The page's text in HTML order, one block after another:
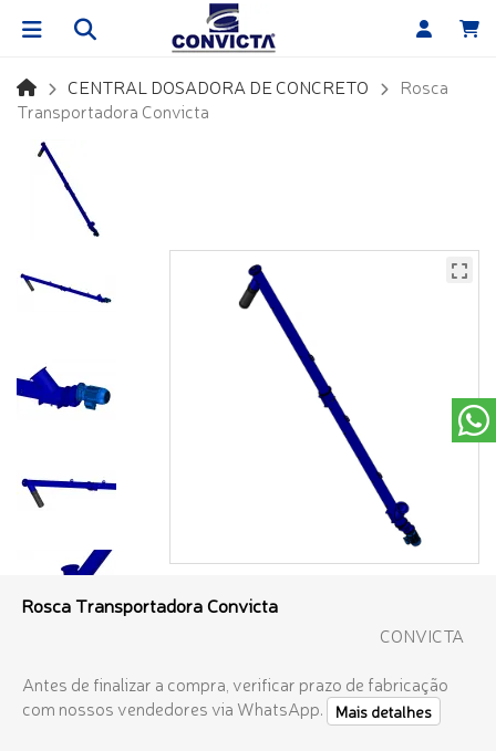
CENTRAL DOSADORA DE CONCRETO
Rosca
Transportadora Convicta
Rosca Transportadora Convicta
CONVICTA
Antes de finalizar a compra, verificar prazo de fabricação
com nossos vendedores via WhatsApp.
Mais detalhes